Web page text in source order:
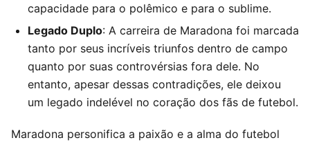
capacidade para o polêmico e para o sublime.
Legado Duplo: A carreira de Maradona foi marcada
tanto por seus incríveis triunfos dentro de campo
quanto por suas controvérsias fora dele. No
entanto, apesar dessas contradições, ele deixou
um legado indelével no coração dos fãs de futebol.
Maradona personifica a paixão e a alma do futebol